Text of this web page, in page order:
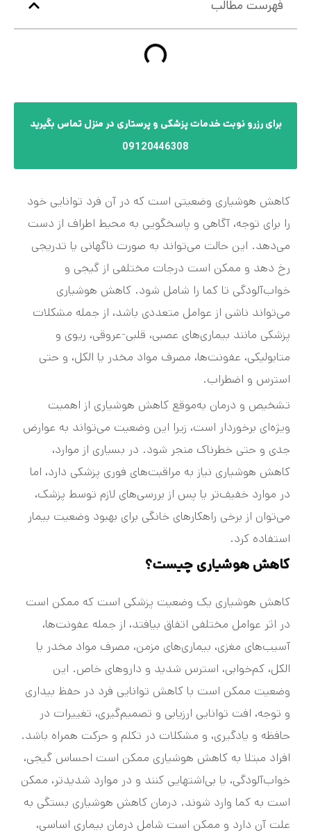
فهرست مطالب
برای رزرو نوبت خدمات پزشکی و پرستاری در منزل تماس بگیرید
09120446308
کاهش هوشیاری وضعیتی است که در آن فرد توانایی خود
را برای توجه، آگاهی و پاسخگویی به محیط اطراف از دست
می‌دهد. این حالت می‌تواند به صورت ناگهانی یا تدریجی
رخ دهد و ممکن است درجات مختلفی از گیجی و
خواب‌آلودگی تا کما را شامل شود. کاهش هوشیاری
می‌تواند ناشی از عوامل متعددی باشد، از جمله مشکلات
پزشکی مانند بیماری‌های عصبی، قلبی-عروقی، ریوی و
متابولیکی، عفونت‌ها، مصرف مواد مخدر یا الکل، و حتی
استرس و اضطراب.
تشخیص و درمان به‌موقع کاهش هوشیاری از اهمیت
ویژه‌ای برخوردار است، زیرا این وضعیت می‌تواند به عوارض
جدی و حتی خطرناک منجر شود. در بسیاری از موارد،
کاهش هوشیاری نیاز به مراقبت‌های فوری پزشکی دارد، اما
در موارد خفیف‌تر یا پس از بررسی‌های لازم توسط پزشک،
می‌توان از برخی راهکارهای خانگی برای بهبود وضعیت بیمار
استفاده کرد.
کاهش هوشیاری چیست؟
کاهش هوشیاری یک وضعیت پزشکی است که ممکن است
در اثر عوامل مختلفی اتفاق بیافتد، از جمله عفونت‌ها،
آسیب‌های مغزی، بیماری‌های مزمن، مصرف مواد مخدر یا
الکل، کم‌خوابی، استرس شدید و داروهای خاص. این
وضعیت ممکن است با کاهش توانایی فرد در حفظ بیداری
و توجه، افت توانایی ارزیابی و تصمیم‌گیری، تغییرات در
حافظه و یادگیری، و مشکلات در تکلم و حرکت همراه باشد.
افراد مبتلا به کاهش هوشیاری ممکن است احساس گیجی،
خواب‌آلودگی، یا بی‌اشتهایی کنند و در موارد شدید‌تر، ممکن
است به کما وارد شوند. درمان کاهش هوشیاری بستگی به
علت آن دارد و ممکن است شامل درمان بیماری اساسی،